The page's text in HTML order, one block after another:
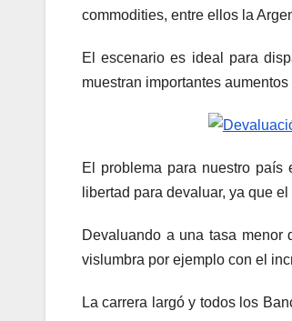
commodities, entre ellos la
El escenario es ideal para
muestran importantes
El problema para nuestro
libertad para devaluar, ya que
Devaluando a una tasa
vislumbra por ejemplo con el
La carrera largó y todos los